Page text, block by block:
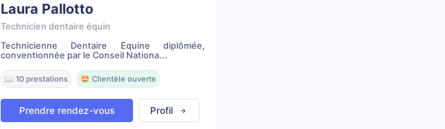
Laura Pallotto
Technicien dentaire équin
Technicienne Dentaire Équine diplômée,
conventionnée par le Conseil Nationa...
📖 10 prestations 🤩 Clientèle ouverte
Prendre rendez-vous Profil